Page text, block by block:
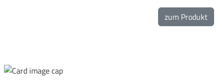
zum Produkt